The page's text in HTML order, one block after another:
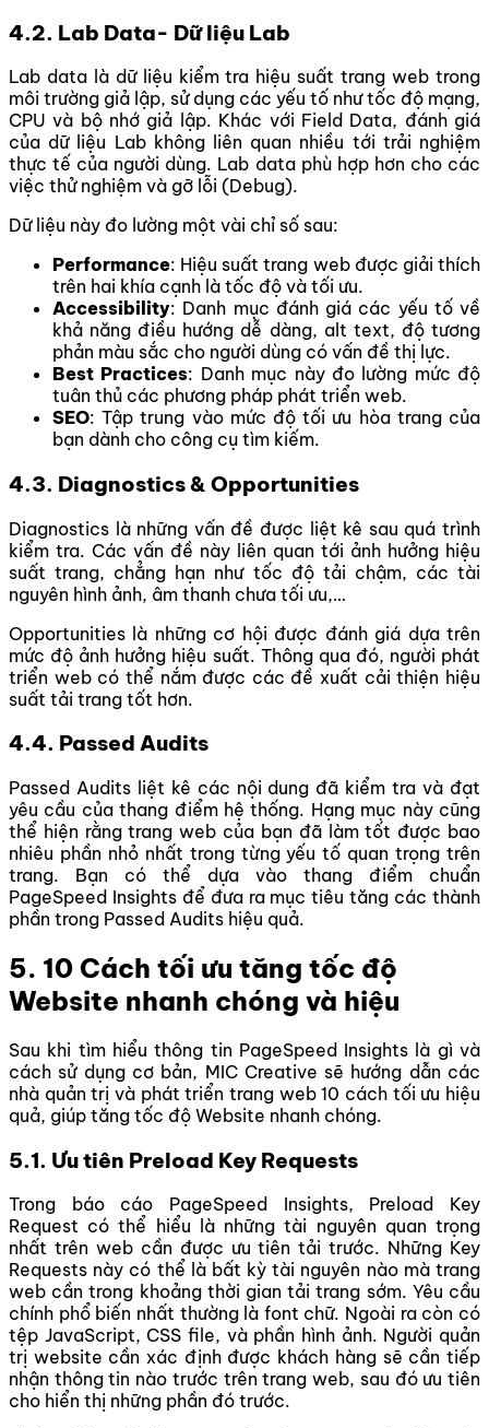
4.2. Lab Data- Dữ liệu Lab
Lab data là dữ liệu kiểm tra hiệu suất trang web trong
môi trường giả lập, sử dụng các yếu tố như tốc độ mạng,
CPU và bộ nhớ giả lập. Khác với Field Data, đánh giá
của dữ liệu Lab không liên quan nhiều tới trải nghiệm
thực tế của người dùng. Lab data phù hợp hơn cho các
việc thử nghiệm và gỡ lỗi (Debug).
Dữ liệu này đo lường một vài chỉ số sau:
Performance: Hiệu suất trang web được giải thích
trên hai khía cạnh là tốc độ và tối ưu.
Accessibility: Danh mục đánh giá các yếu tố về
khả năng điều hướng dễ dàng, alt text, độ tương
phản màu sắc cho người dùng có vấn đề thị lực.
Best Practices: Danh mục này đo lường mức độ
tuân thủ các phương pháp phát triển web.
SEO: Tập trung vào mức độ tối ưu hòa trang của
bạn dành cho công cụ tìm kiếm.
4.3. Diagnostics & Opportunities
Diagnostics là những vấn đề được liệt kê sau quá trình
kiểm tra. Các vấn đề này liên quan tới ảnh hưởng hiệu
suất trang, chẳng hạn như tốc độ tải chậm, các tài
nguyên hình ảnh, âm thanh chưa tối ưu,…
Opportunities là những cơ hội được đánh giá dựa trên
mức độ ảnh hưởng hiệu suất. Thông qua đó, người phát
triển web có thể nắm được các đề xuất cải thiện hiệu
suất tải trang tốt hơn.
4.4. Passed Audits
Passed Audits liệt kê các nội dung đã kiểm tra và đạt
yêu cầu của thang điểm hệ thống. Hạng mục này cũng
thể hiện rằng trang web của bạn đã làm tốt được bao
nhiêu phần nhỏ nhất trong từng yếu tố quan trọng trên
trang. Bạn có thể dựa vào thang điểm chuẩn
PageSpeed Insights để đưa ra mục tiêu tăng các thành
phần trong Passed Audits hiệu quả.
5. 10 Cách tối ưu tăng tốc độ
Website nhanh chóng và hiệu
Sau khi tìm hiểu thông tin PageSpeed Insights là gì và
cách sử dụng cơ bản, MIC Creative sẽ hướng dẫn các
nhà quản trị và phát triển trang web 10 cách tối ưu hiệu
quả, giúp tăng tốc độ Website nhanh chóng.
5.1. Ưu tiên Preload Key Requests
Trong báo cáo PageSpeed Insights, Preload Key
Request có thể hiểu là những tài nguyên quan trọng
nhất trên web cần được ưu tiên tải trước. Những Key
Requests này có thể là bất kỳ tài nguyên nào mà trang
web cần trong khoảng thời gian tải trang sớm. Yêu cầu
chính phổ biến nhất thường là font chữ. Ngoài ra còn có
tệp JavaScript, CSS file, và phần hình ảnh. Người quản
trị website cần xác định được khách hàng sẽ cần tiếp
nhận thông tin nào trước trên trang web, sau đó ưu tiên
cho hiển thị những phần đó trước.